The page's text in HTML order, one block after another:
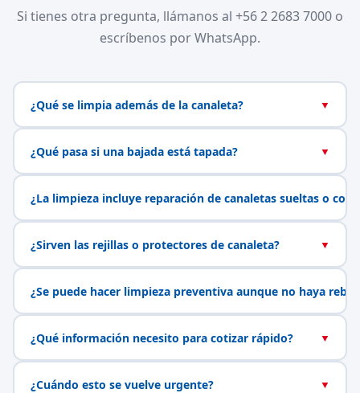
Si tienes otra pregunta, llámanos al +56 2 2683 7000 o
escríbenos por WhatsApp.
¿Qué se limpia además de la canaleta? ▼
¿Qué pasa si una bajada está tapada? ▼
¿La limpieza incluye reparación de canaletas sueltas o con
¿Sirven las rejillas o protectores de canaleta? ▼
¿Se puede hacer limpieza preventiva aunque no haya
¿Qué información necesito para cotizar rápido? ▼
¿Cuándo esto se vuelve urgente? ▼